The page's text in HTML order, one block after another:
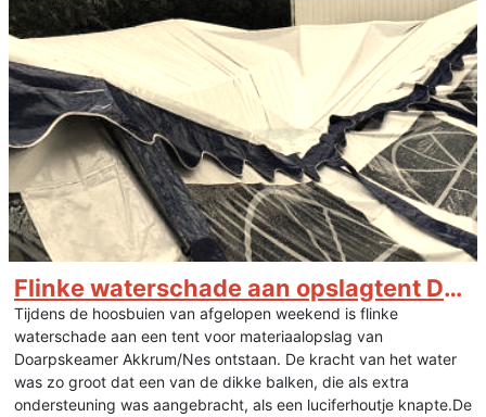
Flinke waterschade aan opslagtent Doarpskeamer Akkrum/Nes
Tijdens de hoosbuien van afgelopen weekend is flinke
waterschade aan een tent voor materiaalopslag van
Doarpskeamer Akkrum/Nes ontstaan. De kracht van het water
was zo groot dat een van de dikke balken, die als extra
ondersteuning was aangebracht, als een luciferhoutje knapte.De